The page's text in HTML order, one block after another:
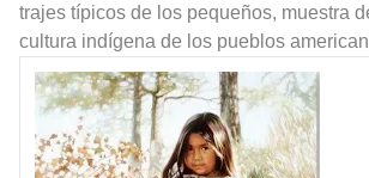
trajes típicos de los pequeños, muestra
cultura indígena de los pueblos